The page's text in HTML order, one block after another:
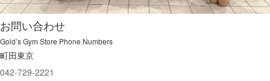
お問い合わせ
Gold’s Gym Store Phone Numbers
町田東京
042-729-2221